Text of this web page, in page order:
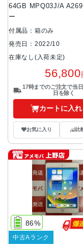
64GB MPQ03J/A
ー
付属品：箱のみ
発売日：2022/10
在庫なし(入荷未定)
56,800
17時までのご注文で当
日を除く
カートに入れ
お気に入り 比
86%
中古Aランク